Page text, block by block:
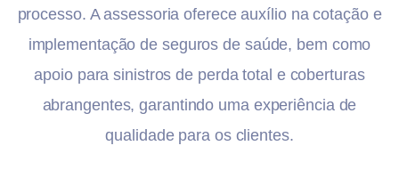
processo. A assessoria oferece auxílio na cotação e
implementação de seguros de saúde, bem como
apoio para sinistros de perda total e coberturas
abrangentes, garantindo uma experiência de
qualidade para os clientes.